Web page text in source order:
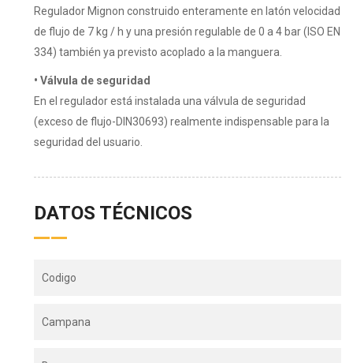
Regulador Mignon construido enteramente en latón velocidad
de flujo de 7 kg / h y una presión regulable de 0 a 4 bar (ISO EN
334) también ya previsto acoplado a la manguera.
• Válvula de seguridad
En el regulador está instalada una válvula de seguridad
(exceso de flujo-DIN30693) realmente indispensable para la
seguridad del usuario.
DATOS TÉCNICOS
Codigo
Campana